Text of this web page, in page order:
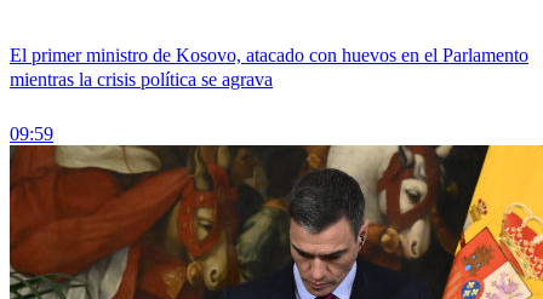
El primer ministro de Kosovo, atacado con huevos en el Parlamento
mientras la crisis política se agrava
09:59